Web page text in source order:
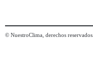
© NuestroClima, derechos reservados.